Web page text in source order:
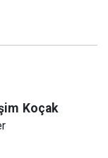
Koçak